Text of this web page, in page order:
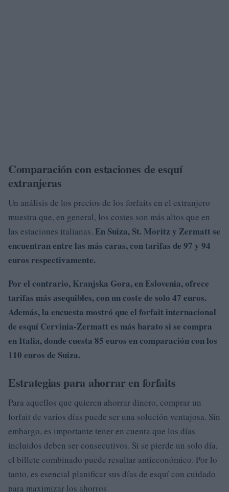
Comparación con estaciones de esquí
extranjeras
Un análisis de los precios de los forfaits en el extranjero
muestra que, en general, los costes son más altos que en
las estaciones italianas. En Suiza,St. Moritz y Zermatt se
encuentran entre las más caras, con tarifas de 97 y 94
euros respectivamente.
Por el contrario, Kranjska Gora, en Eslovenia, ofrece
tarifas más asequibles, con un coste de solo 47 euros.
Además, la encuesta mostró que el forfait internacional
de esquí Cervinia-Zermatt es más barato si se compra
en Italia, donde cuesta 85 euros en comparación con los
110 euros de Suiza.
Estrategias para ahorrar en forfaits
Para aquellos que quieren ahorrar dinero, comprar un
forfait de varios días puede ser una solución ventajosa. Sin
embargo, es importante tener en cuenta que los días
incluidos deben ser consecutivos. Si se pierde un solo día,
el billete combinado puede resultar antieconómico. Por lo
tanto, es esencial planificar sus días de esquí con cuidado
para maximizar los ahorros